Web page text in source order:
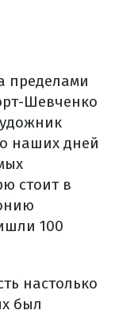
пределами
Шевченко
наших дней
стоит в
100
настолько
был